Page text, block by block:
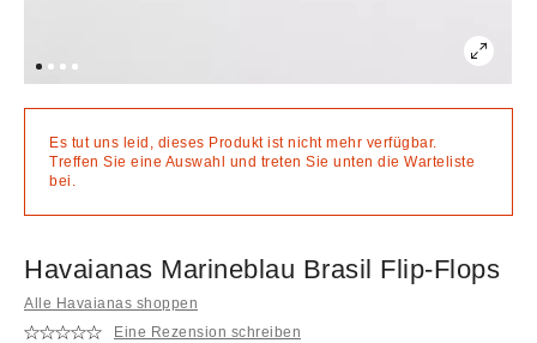
Es tut uns leid, dieses Produkt ist nicht mehr verfügbar.
Treffen Sie eine Auswahl und treten Sie unten die Warteliste
bei.
Havaianas Marineblau Brasil Flip-Flops
Alle Havaianas shoppen
Eine Rezension schreiben